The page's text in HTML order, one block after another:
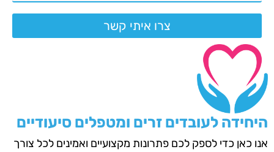
צרו איתי קשר
היחידה לעובדים זרים ומטפלים סיעודיים
אנו כאן כדי לספק לכם פתרונות מקצועיים ואמינים לכל צורך